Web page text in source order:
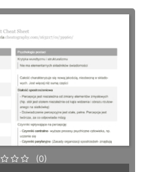
(0)